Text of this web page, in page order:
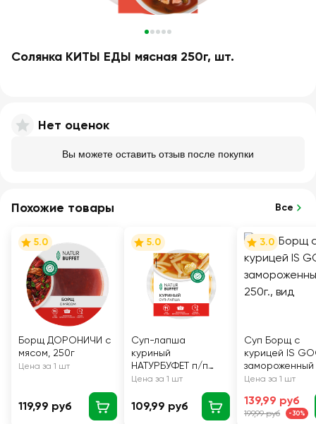
Солянка КИТЫ ЕДЫ мясная 250г, шт.
Нет оценок
Вы можете оставить отзыв после покупки
Похожие товары Все
5.0
Борщ ДОРОНИЧИ с
мясом, 250г
Цена за 1 шт
119,99 руб
5.0
Суп-лапша
куриный
НАТУРБУФЕТ п/п
250г.
Цена за 1 шт
109,99 руб
3.0
Суп Борщ с
курицей IS
замороженный
Цена за 1 шт
139,99 руб
199,99 руб -30%